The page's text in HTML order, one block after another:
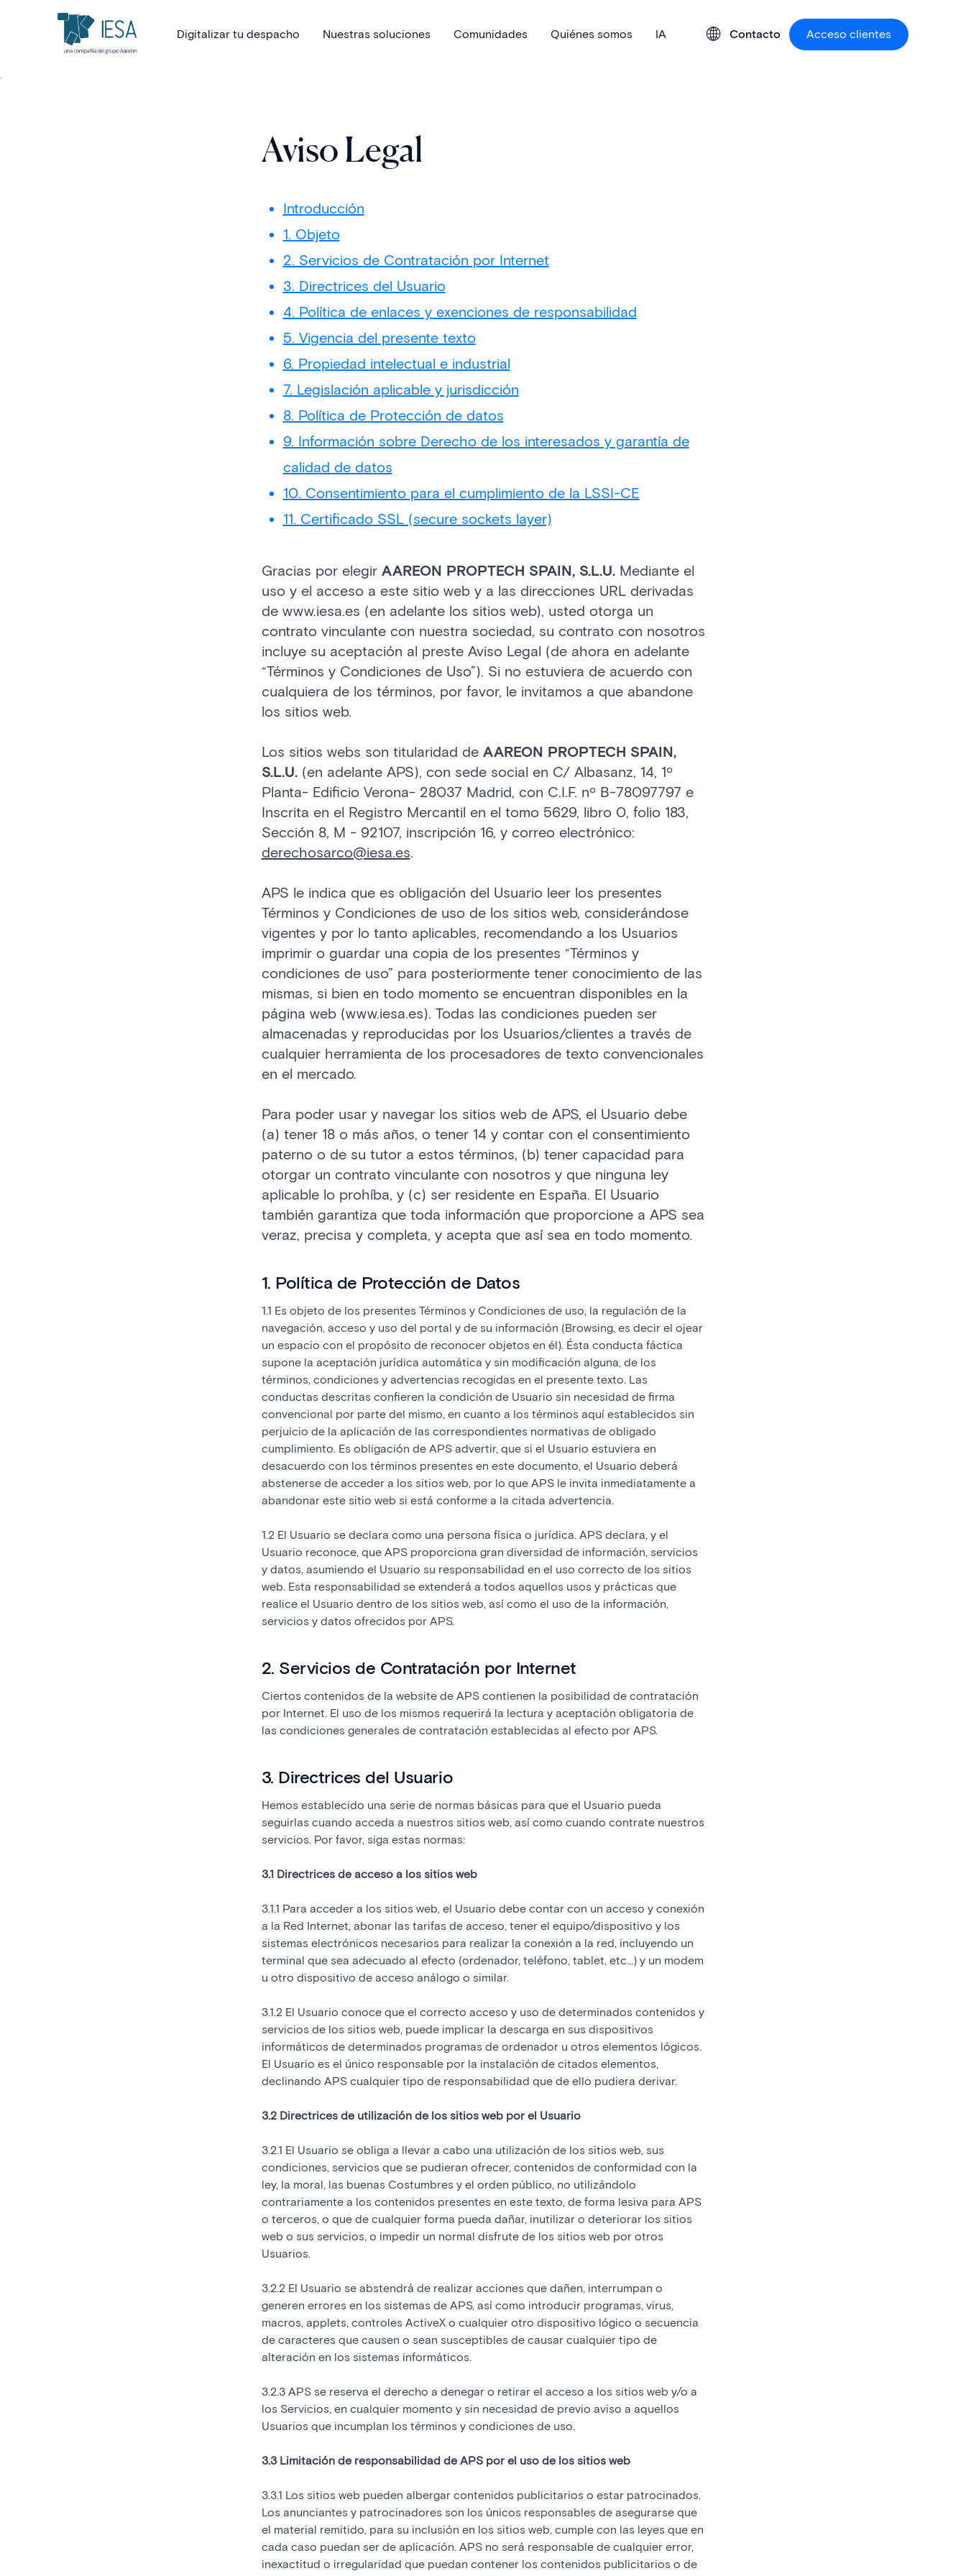
Digitalizar tu despacho Nuestras soluciones Comunidades Quiénes somos IA Contacto Acceso clientes
Aviso Legal
Introducción
1. Objeto
2. Servicios de Contratación por Internet
3. Directrices del Usuario
4. Política de enlaces y exenciones de responsabilidad
5. Vigencia del presente texto
6. Propiedad intelectual e industrial
7. Legislación aplicable y jurisdicción
8. Política de Protección de datos
9. Información sobre Derecho de los interesados y garantía de
calidad de datos
10. Consentimiento para el cumplimiento de la LSSI-CE
11. Certificado SSL (secure sockets layer)
Gracias por elegir AAREON PROPTECH SPAIN, S.L.U.Mediante el
uso y el acceso a este sitio web y a las direcciones URL derivadas
de www.iesa.es (en adelante los sitios web), usted otorga un
contrato vinculante con nuestra sociedad, su contrato con nosotros
incluye su aceptación al preste Aviso Legal (de ahora en adelante
“Términos y Condiciones de Uso”). Si no estuviera de acuerdo con
cualquiera de los términos, por favor, le invitamos a que abandone
los sitios web.
Los sitios webs son titularidad de AAREON PROPTECH SPAIN,
S.L.U.(en adelante APS), con sede social en C/ Albasanz, 14, 1º
Planta- Edificio Verona- 28037 Madrid, con C.I.F. nº B-78097797 e
Inscrita en el Registro Mercantil en el tomo 5629, libro 0, folio 183,
Sección 8, M - 92107, inscripción 16, y correo electrónico:
derechosarco@iesa.es.
APS le indica que es obligación del Usuario leer los presentes
Términos y Condiciones de uso de los sitios web, considerándose
vigentes y por lo tanto aplicables, recomendando a los Usuarios
imprimir o guardar una copia de los presentes “Términos y
condiciones de uso” para posteriormente tener conocimiento de las
mismas, si bien en todo momento se encuentran disponibles en la
página web (www.iesa.es). Todas las condiciones pueden ser
almacenadas y reproducidas por los Usuarios/clientes a través de
cualquier herramienta de los procesadores de texto convencionales
en el mercado.
Para poder usar y navegar los sitios web de APS, el Usuario debe
(a) tener 18 o más años, o tener 14 y contar con el consentimiento
paterno o de su tutor a estos términos, (b) tener capacidad para
otorgar un contrato vinculante con nosotros y que ninguna ley
aplicable lo prohíba, y (c) ser residente en España. El Usuario
también garantiza que toda información que proporcione a APS sea
veraz, precisa y completa, y acepta que así sea en todo momento.
1. Política de Protección de Datos
1.1 Es objeto de los presentes Términos y Condiciones de uso, la regulación de la
navegación, acceso y uso del portal y de su información (Browsing, es decir el ojear
un espacio con el propósito de reconocer objetos en él). Ésta conducta fáctica
supone la aceptación jurídica automática y sin modificación alguna, de los
términos, condiciones y advertencias recogidas en el presente texto. Las
conductas descritas confieren la condición de Usuario sin necesidad de firma
convencional por parte del mismo, en cuanto a los términos aquí establecidos sin
perjuicio de la aplicación de las correspondientes normativas de obligado
cumplimiento. Es obligación de APS advertir, que si el Usuario estuviera en
desacuerdo con los términos presentes en este documento, el Usuario deberá
abstenerse de acceder a los sitios web, por lo que APS le invita inmediatamente a
abandonar este sitio web si está conforme a la citada advertencia.
1.2 El Usuario se declara como una persona física o jurídica. APS declara, y el
Usuario reconoce, que APS proporciona gran diversidad de información, servicios
y datos, asumiendo el Usuario su responsabilidad en el uso correcto de los sitios
web. Esta responsabilidad se extenderá a todos aquellos usos y prácticas que
realice el Usuario dentro de los sitios web, así como el uso de la información,
servicios y datos ofrecidos por APS.
2. Servicios de Contratación por Internet
Ciertos contenidos de la website de APS contienen la posibilidad de contratación
por Internet. El uso de los mismos requerirá la lectura y aceptación obligatoria de
las condiciones generales de contratación establecidas al efecto por APS.
3. Directrices del Usuario
Hemos establecido una serie de normas básicas para que el Usuario pueda
seguirlas cuando acceda a nuestros sitios web, así como cuando contrate nuestros
servicios. Por favor, siga estas normas:
3.1 Directrices de acceso a los sitios web
3.1.1 Para acceder a los sitios web, el Usuario debe contar con un acceso y conexión
a la Red Internet, abonar las tarifas de acceso, tener el equipo/dispositivo y los
sistemas electrónicos necesarios para realizar la conexión a la red, incluyendo un
terminal que sea adecuado al efecto (ordenador, teléfono, tablet, etc…) y un modem
u otro dispositivo de acceso análogo o similar.
3.1.2 El Usuario conoce que el correcto acceso y uso de determinados contenidos y
servicios de los sitios web, puede implicar la descarga en sus dispositivos
informáticos de determinados programas de ordenador u otros elementos lógicos.
El Usuario es el único responsable por la instalación de citados elementos,
declinando APS cualquier tipo de responsabilidad que de ello pudiera derivar.
3.2 Directrices de utilización de los sitios web por el Usuario
3.2.1 El Usuario se obliga a llevar a cabo una utilización de los sitios web, sus
condiciones, servicios que se pudieran ofrecer, contenidos de conformidad con la
ley, la moral, las buenas Costumbres y el orden público, no utilizándolo
contrariamente a los contenidos presentes en este texto, de forma lesiva para APS
o terceros, o que de cualquier forma pueda dañar, inutilizar o deteriorar los sitios
web o sus servicios, o impedir un normal disfrute de los sitios web por otros
Usuarios.
3.2.2 El Usuario se abstendrá de realizar acciones que dañen, interrumpan o
generen errores en los sistemas de APS, así como introducir programas, virus,
macros, applets, controles ActiveX o cualquier otro dispositivo lógico o secuencia
de caracteres que causen o sean susceptibles de causar cualquier tipo de
alteración en los sistemas informáticos.
3.2.3 APS se reserva el derecho a denegar o retirar el acceso a los sitios web y/o a
los Servicios, en cualquier momento y sin necesidad de previo aviso a aquellos
Usuarios que incumplan los términos y condiciones de uso.
3.3 Limitación de responsabilidad de APS por el uso de los sitios web
3.3.1 Los sitios web pueden albergar contenidos publicitarios o estar patrocinados.
Los anunciantes y patrocinadores son los únicos responsables de asegurarse que
el material remitido, para su inclusión en los sitios web, cumple con las leyes que en
cada caso puedan ser de aplicación. APS no será responsable de cualquier error,
inexactitud o irregularidad que puedan contener los contenidos publicitarios o de